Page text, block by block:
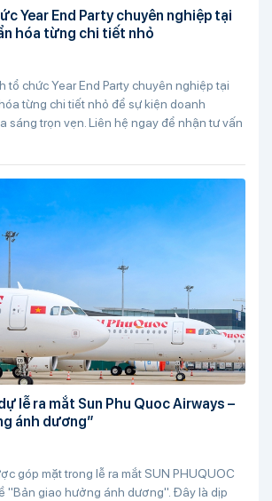
Year End Party chuyên nghiệp tại
hóa từng chi tiết nhỏ
tổ chức Year End Party chuyên nghiệp tại
từng chi tiết nhỏ để sự kiện doanh
sáng trọn vẹn. Liên hệ ngay để nhận tư vấn
lễ ra mắt Sun Phu Quoc Airways –
ánh dương”
góp mặt trong lễ ra mắt SUN PHUQUOC
"Bản giao hưởng ánh dương". Đây là dịp